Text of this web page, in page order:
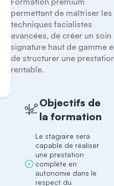
permettant de maîtriser les
techniques facialistes
avancées, de créer un soin
signature haut de gamme
de structurer une
rentable.
Objectifs de
la formation
Le stagiaire sera
capable de réaliser
une prestation
complète en
autonomie dans le
respect du